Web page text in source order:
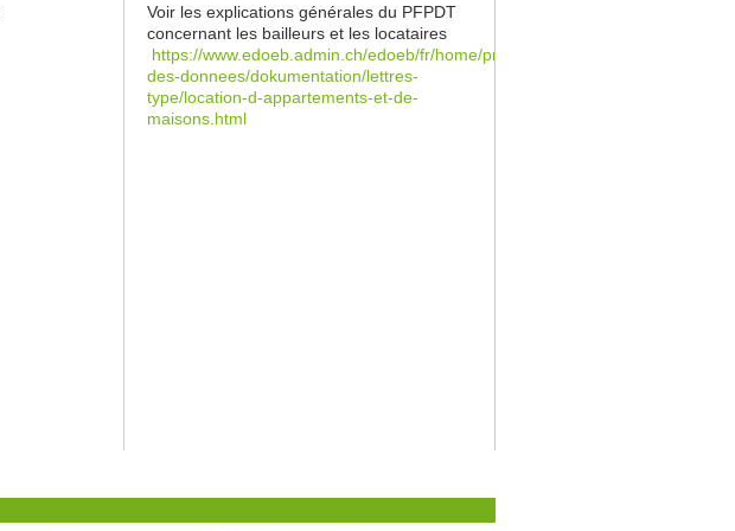
Voir les explications générales du PFPDT
concernant les bailleurs et les locataires
https://www.edoeb.admin.ch/edoeb/fr/home/protection-
des-donnees/dokumentation/lettres-
type/location-d-appartements-et-de-
maisons.html